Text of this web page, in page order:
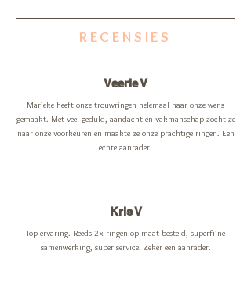
RECENSIES
Veerle V
Marieke heeft onze trouwringen helemaal naar onze wens
gemaakt. Met veel geduld, aandacht en vakmanschap zocht ze
naar onze voorkeuren en maakte ze onze prachtige ringen. Een
echte aanrader.
Kris V
Top ervaring. Reeds 2x ringen op maat besteld, superfijne
samenwerking, super service. Zeker een aanrader.